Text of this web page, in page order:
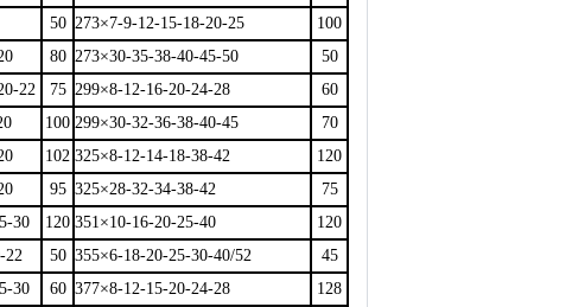
50 273×7-9-12-15-18-20-25
100
80 273×30-35-38-40-45-50
50
22 75 299×8-12-16-20-24-28
60
100 299×30-32-36-38-40-45
70
102 325×8-12-14-18-38-42
120
95 325×28-32-34-38-42
75
30 120 351×10-16-20-25-40
120
22 50 355×6-18-20-25-30-40/52
45
30 60 377×8-12-15-20-24-28
128